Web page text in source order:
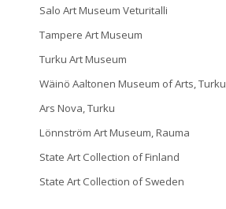
Salo Art Museum Veturitalli
Tampere Art Museum
Turku Art Museum
Wäinö Aaltonen Museum of Arts, Turku
Ars Nova, Turku
Lönnström Art Museum, Rauma
State Art Collection of Finland
State Art Collection of Sweden